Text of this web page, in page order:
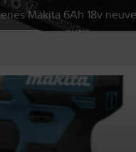
Makita 6Ah 18v